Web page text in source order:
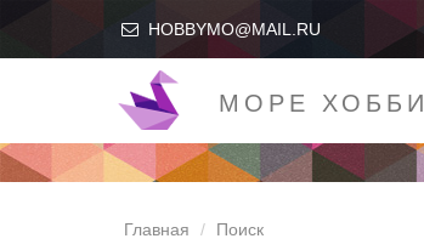
HOBBYMO@MAIL.RU
МОРЕ ХОББИ
Главная Поиск